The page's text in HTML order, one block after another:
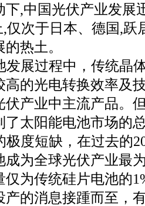
,中国光伏产业发展
,仅次于日本、德国,跃
热土。
发展过程中，传统晶
高的光电转换效率及
伏产业中主流产品。
了太阳能电池市场的
极度短缺，在过去的
成为全球光伏产业最
仅为传统硅片电池的
产的消息接踵而至，